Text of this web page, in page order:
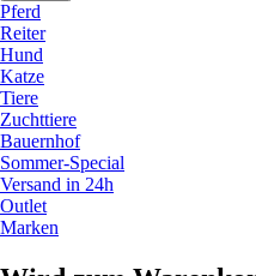
Pferd
Reiter
Hund
Katze
Tiere
Zuchttiere
Bauernhof
Sommer-Special
Versand in 24h
Outlet
Marken